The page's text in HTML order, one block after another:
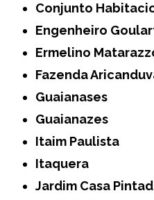
Conjunto
Engenheiro
Ermelino
Fazenda
Guaianases
Guaianazes
Itaim Paulista
Itaquera
Jardim Casa